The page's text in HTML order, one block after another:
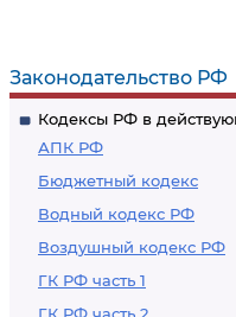
Законодательство РФ
Кодексы РФ в
АПК РФ
Бюджетный кодекс
Водный кодекс РФ
Воздушный кодекс РФ
ГК РФ часть 1